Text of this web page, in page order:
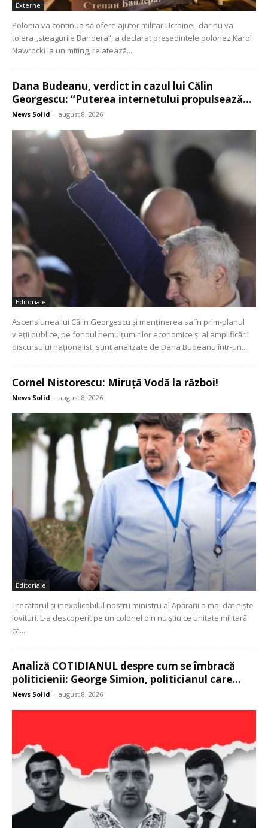
Externe
Polonia va continua să ofere ajutor militar Ucrainei, dar nu va
tolera „steagurile Bandera”, a declarat președintele polonez Karol
Nawrocki la un miting, relatează...
Dana Budeanu, verdict in cazul lui Călin
Georgescu: “Puterea internetului propulsează...
News Solid - august 8, 2026
Editoriale
Ascensiunea lui Călin Georgescu și menținerea sa în prim-planul
vieții publice, pe fondul nemulțumirilor economice și al amplificării
discursului naționalist, sunt analizate de Dana Budeanu într-un...
Cornel Nistorescu: Miruță Vodă la război!
News Solid - august 8, 2026
Editoriale
Trecătorul și inexplicabilul nostru ministru al Apărării a mai dat niște
lovituri. L-a descoperit pe un colonel din nu știu ce unitate militară
că...
Analiză COTIDIANUL despre cum se îmbracă
politicienii: George Simion, politicianul care...
News Solid - august 8, 2026